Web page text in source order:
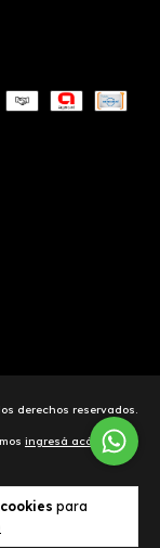
para
derechos reservados.
ingresá acá.